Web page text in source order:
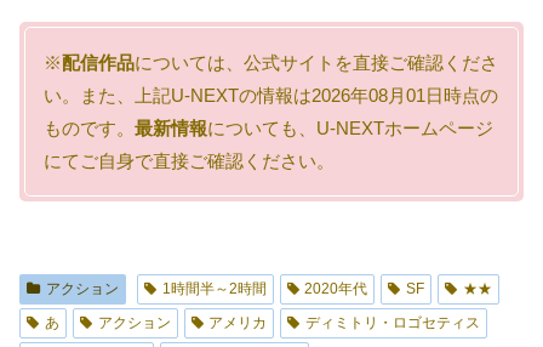
※配信作品については、公式サイトを直接ご確認くださ
い。また、上記U-NEXTの情報は2026年08月01日時点の
ものです。 最新情報についても、U-NEXTホームページ
にてご自身で直接ご確認ください。
アクション 1時間半～2時間 2020年代 SF
★★
あ
アクション アメリカ
ディミトリ・ロゴセティス